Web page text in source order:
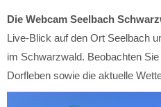
Die Webcam Seelbach
Live-Blick auf den Ort Seelbach
im Schwarzwald. Beobachten
Dorfleben sowie die aktuelle